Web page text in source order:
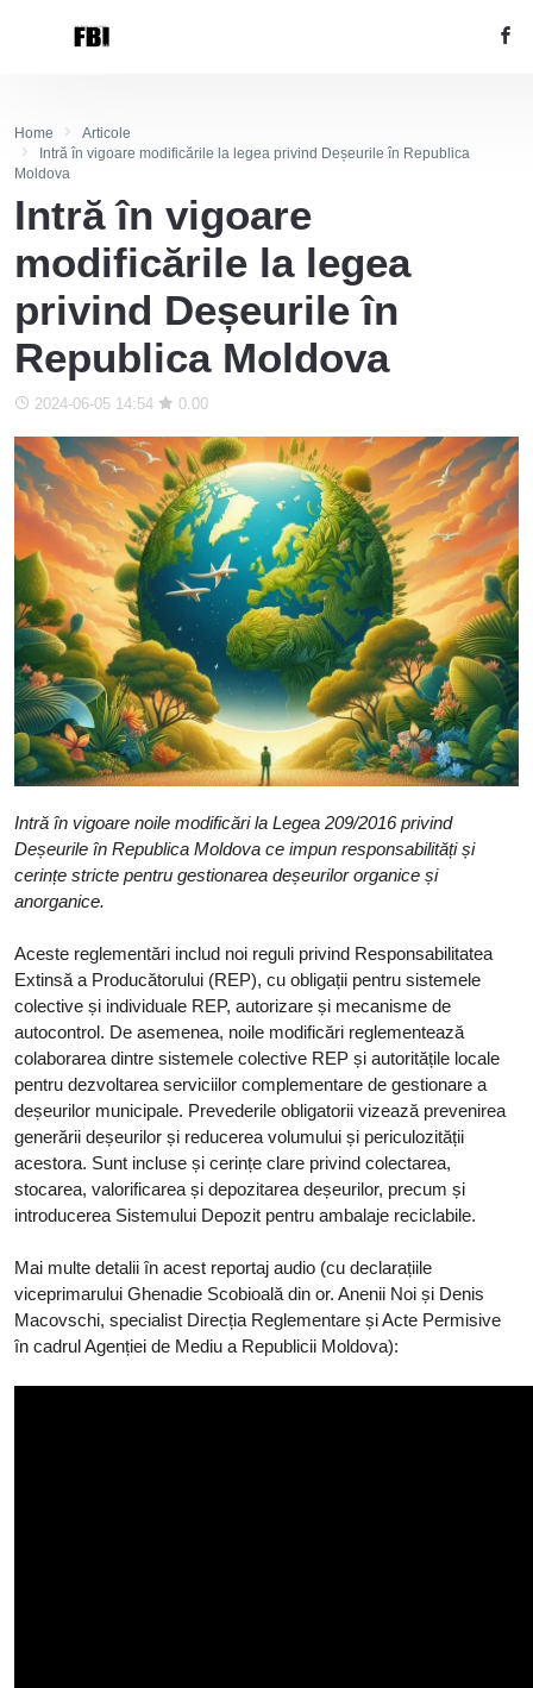
Home
Articole
Intră în vigoare modificările la legea privind Deșeurile în Republica
Moldova
Intră în vigoare
modificările la legea
privind Deșeurile în
Republica Moldova
2024-06-05 14:54 0.00
Intră în vigoare noile modificări la Legea 209/2016 privind
Deșeurile în Republica Moldova ce impun responsabilități și
cerințe stricte pentru gestionarea deșeurilor organice și
anorganice.
Aceste reglementări includ noi reguli privind Responsabilitatea
Extinsă a Producătorului (REP), cu obligații pentru sistemele
colective și individuale REP, autorizare și mecanisme de
autocontrol. De asemenea, noile modificări reglementează
colaborarea dintre sistemele colective REP și autoritățile locale
pentru dezvoltarea serviciilor complementare de gestionare a
deșeurilor municipale. Prevederile obligatorii vizează prevenirea
generării deșeurilor și reducerea volumului și periculozității
acestora. Sunt incluse și cerințe clare privind colectarea,
stocarea, valorificarea și depozitarea deșeurilor, precum și
introducerea Sistemului Depozit pentru ambalaje reciclabile.
Mai multe detalii în acest reportaj audio (cu declarațiile
viceprimarului Ghenadie Scobioală din or. Anenii Noi și Denis
Macovschi, specialist Direcția Reglementare și Acte Permisive
în cadrul Agenției de Mediu a Republicii Moldova):